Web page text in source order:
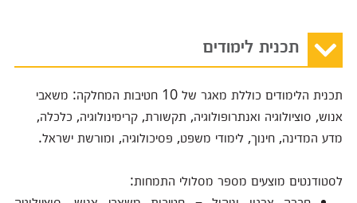
תכנית לימודים
תכנית הלימודים כוללת מאגר של 10 חטיבות המחלקה: משאבי
אנוש, סוציולוגיה ואנתרופולוגיה, תקשורת, קרימינולוגיה, כלכלה,
מדע המדינה, חינוך, לימודי משפט, פסיכולוגיה, ומורשת ישראל.
לסטודנטים מוצעים מספר מסלולי התמחות: